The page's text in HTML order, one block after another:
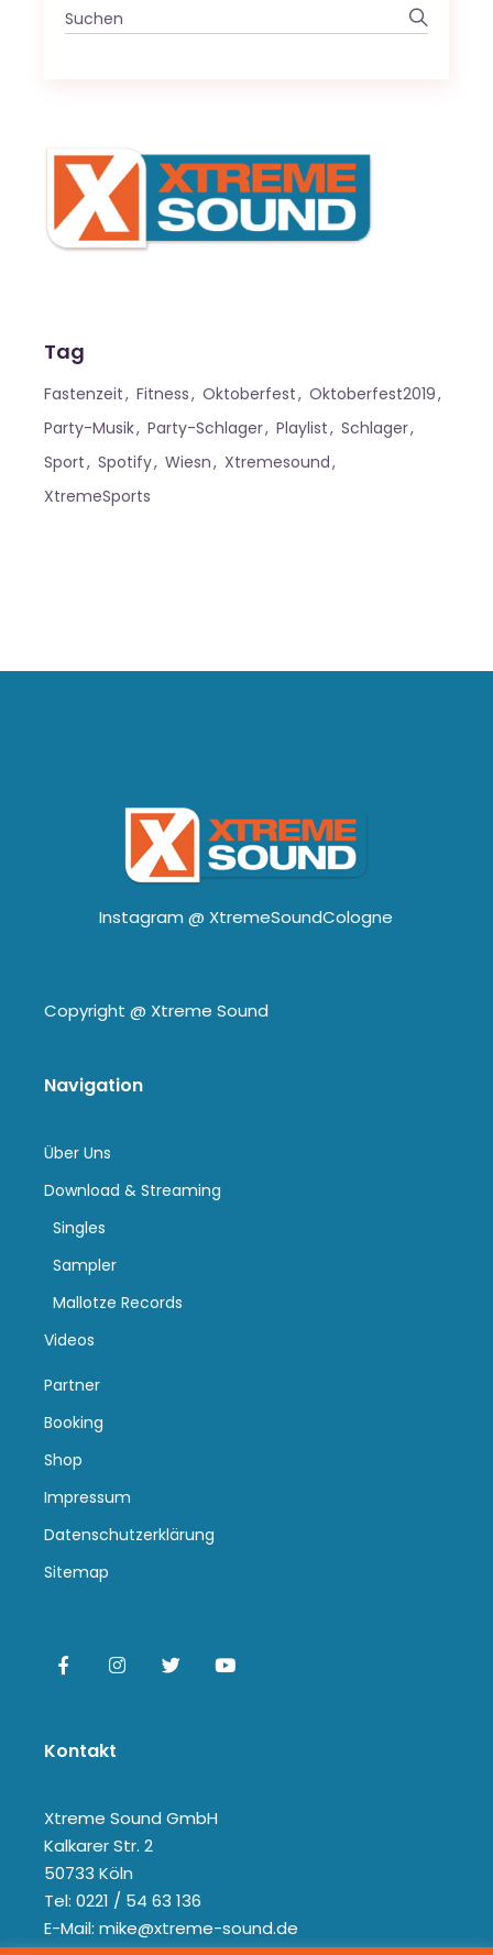
Search
for:
Tag
Fastenzeit Fitness Oktoberfest
Oktoberfest2019
Party-Musik
Party-Schlager Playlist
Schlager
Sport
Spotify Wiesn
Xtremesound
XtremeSports
Instagram @ XtremeSoundCologne
Copyright @ Xtreme Sound
Navigation
Über Uns
Download & Streaming
Singles
Sampler
Mallotze Records
Videos
Partner
Booking
Shop
Impressum
Datenschutzerklärung
Sitemap
Kontakt
Xtreme Sound GmbH
Kalkarer Str. 2
50733 Köln
Tel: 0221 / 54 63 136
E-Mail: mike@xtreme-sound.de